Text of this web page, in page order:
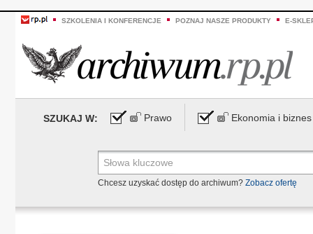
SZKOLENIA I KONFERENCJE POZNAJ NASZE PRODUKTY E-
SZUKAJ W: Prawo Ekonomia i biznes
Chcesz uzyskać dostęp do archiwum? Zobacz ofertę